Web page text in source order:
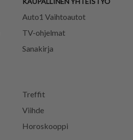
Treffit
Viihde
Horoskooppi
Auto1 Vaihtoautot
TV-ohjelmat
Sanakirja